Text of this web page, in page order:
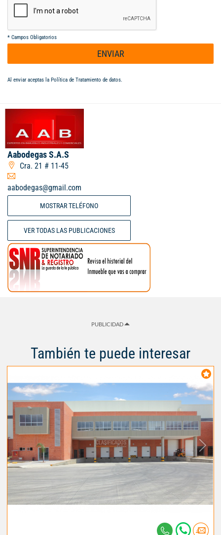
* Campos Obligatorios
ENVIAR
Al enviar aceptas la Política de Tratamiento de datos.
Aabodegas S.A.S
Cra. 21 # 11-45
aabodegas@gmail.com
MOSTRAR TELÉFONO
VER TODAS LAS PUBLICACIONES
PUBLICIDAD
También te puede interesar